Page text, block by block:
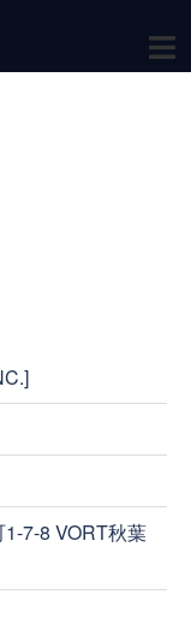
7-8 VORT秋葉